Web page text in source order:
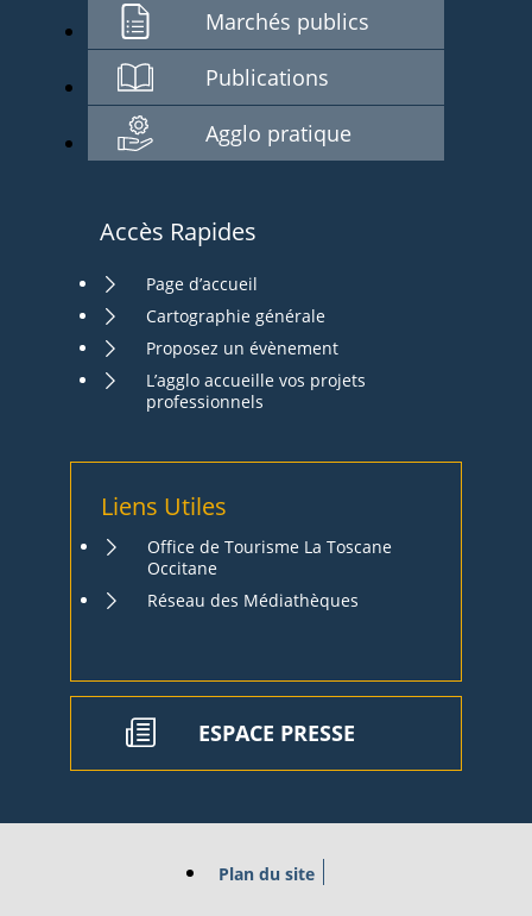
Marchés publics
Publications
Agglo pratique
Accès Rapides
Page d’accueil
Cartographie générale
Proposez un évènement
L’agglo accueille vos projets
professionnels
Liens Utiles
Office de Tourisme La Toscane
Occitane
Réseau des Médiathèques
ESPACE PRESSE
Plan du site